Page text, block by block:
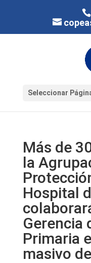
Seleccionar
Más de
la
Hospital
Gerencia
Primaria
masivo